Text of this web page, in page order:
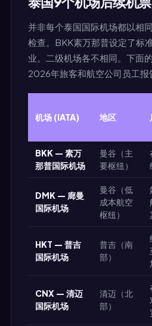
并非每个泰国国际机场都以相
检查。BKK素万那普设定了标
业。二级机场各不相同。下面
2026年旅客和航空公司员工报
机场 (IATA) 地区
BKK — 素万
那普国际机场
曼谷（主
要枢纽）
DMK — 廊曼
国际机场
曼谷（低
成本航空
枢纽）
HKT — 普吉
国际机场
普吉（南
部）
CNX — 清迈
国际机场
清迈（北
部）